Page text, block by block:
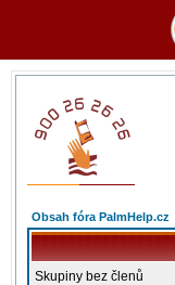
Obsah fóra PalmHelp.cz
Skupiny bez členů